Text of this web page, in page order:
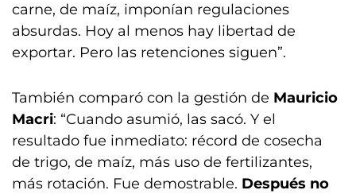
carne, de maíz, imponían regulaciones
absurdas. Hoy al menos hay libertad de
exportar. Pero las retenciones siguen”.
También comparó con la gestión de Mauricio
Macri: “Cuando asumió, las sacó. Y el
resultado fue inmediato: récord de cosecha
de trigo, de maíz, más uso de fertilizantes,
más rotación. Fue demostrable. Después no